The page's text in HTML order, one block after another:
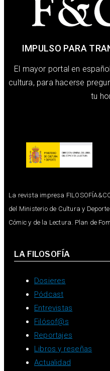
IMPULSO PARA
El mayor portal en
cultura, para hacerse
tu
La revista impresa
del Ministerio de Cultura y
Cómic y de la Lectura. Plan de
LA FILOSOFÍA
Dosieres
Pódcast
Entrevistas
Filósof@s
Reportajes
Libros y reseñas
Actualidad